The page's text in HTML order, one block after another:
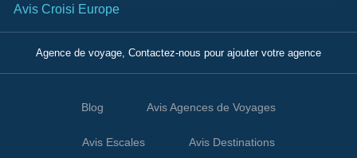
Avis Croisi Europe
Agence de voyage, Contactez-nous pour ajouter votre agence
Blog Avis Agences de Voyages
Avis Escales Avis Destinations